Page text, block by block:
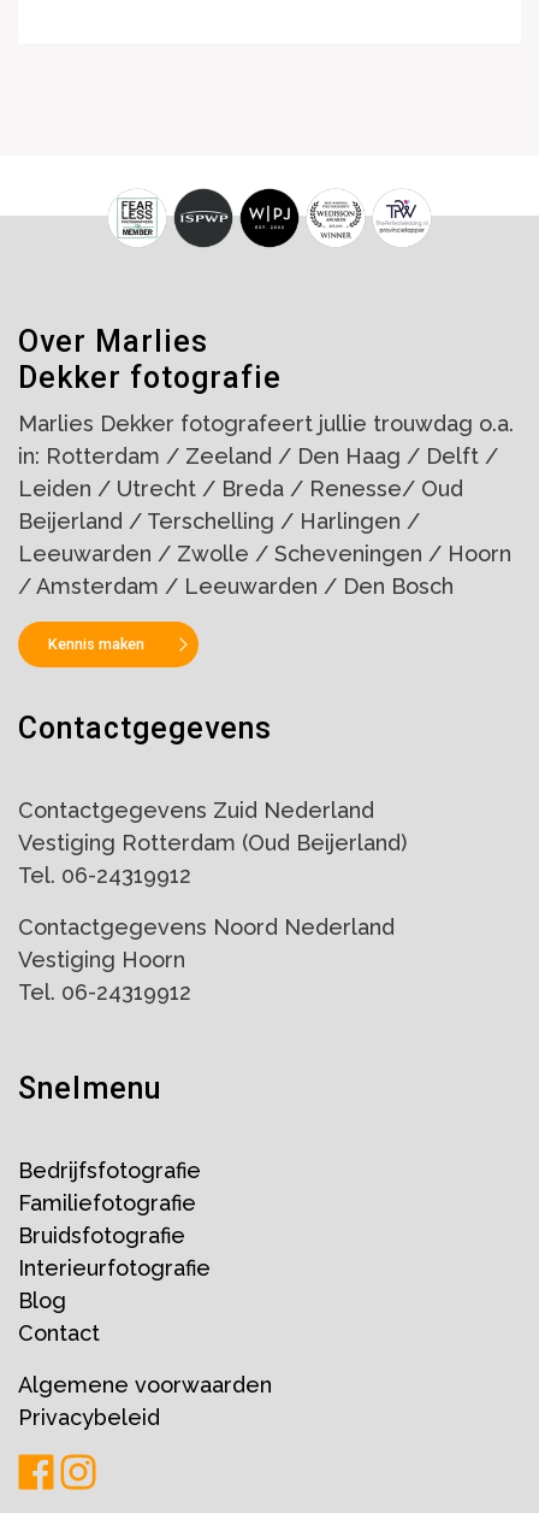
Over Marlies
Dekker fotografie
Marlies Dekker fotografeert jullie trouwdag o.a.
in: Rotterdam / Zeeland / Den Haag / Delft /
Leiden / Utrecht / Breda / Renesse/ Oud
Beijerland / Terschelling / Harlingen /
Leeuwarden / Zwolle / Scheveningen / Hoorn
/ Amsterdam / Leeuwarden / Den Bosch
Kennis maken
Contactgegevens
Contactgegevens Zuid Nederland
Vestiging Rotterdam (Oud Beijerland)
Tel. 06-24319912
Contactgegevens Noord Nederland
Vestiging Hoorn
Tel. 06-24319912
Snelmenu
Bedrijfsfotografie
Familiefotografie
Bruidsfotografie
Interieurfotografie
Blog
Contact
Algemene voorwaarden
Privacybeleid